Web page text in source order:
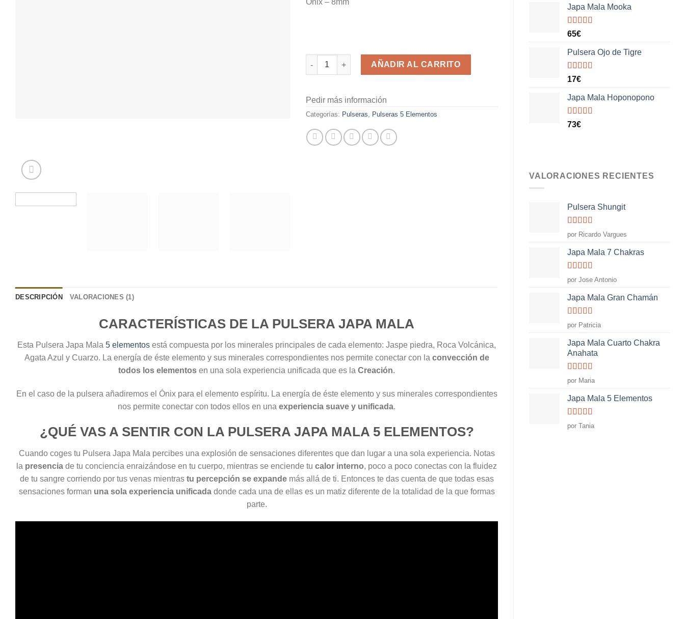
5
Japa Mala Mooka
Valorado
5
65€
Pulsera Ojo de Tigre
Valorado
5
17€
Japa Mala Hoponopono
Valorado
73€
VALORACIONES RECIENTES
Pulsera Shungit
Valorado
con
por Ricardo Vargues
Japa Mala 7 Chakras
Valorado
con
5
por Jose Antonio
Japa Mala Gran Chamán
Valorado
con
por Patricia
Japa Mala Cuarto Chakra
Anahata
Valorado
con
por Maria
Japa Mala 5 Elementos
Valorado
con
por Tania
Pulsera Japa Mala 5 Elementos cantidad
AÑADIR AL CARRITO
Pedir más información
Categorías: Pulseras, Pulseras 5 Elementos
DESCRIPCIÓN VALORACIONES (1)
CARACTERÍSTICAS DE LA PULSERA JAPA MALA
Esta Pulsera Japa Mala 5 elementos está compuesta por los minerales principales de cada elemento: Jaspe piedra, Roca Volcánica,
Agata Azul y Cuarzo. La energía de éste elemento y sus minerales correspondientes nos permite conectar con la convección de
todos los elementos en una sola experiencia unificada que es la Creación.
En el caso de la pulsera añadiremos el Ónix para el elemento espíritu. La energía de éste elemento y sus minerales correspondientes
nos permite conectar con todos ellos en una experiencia suave y unificada.
¿QUÉ VAS A SENTIR CON LA PULSERA JAPA MALA 5 ELEMENTOS?
Cuando coges tu Pulsera Japa Mala percibes una explosión de sensaciones diferentes que dan lugar a una sola experiencia. Notas
la presencia de tu conciencia enraizándose en tu cuerpo, mientras se enciende tu calor interno, poco a poco conectas con la fluidez
de tu sangre corriendo por tus venas mientras tu percepción se expandemás allá de ti. Entonces te das cuenta de que todas esas
sensaciones forman una sola experiencia unificadadonde cada una de ellas es un matiz diferente de la totalidad de la que formas
parte.